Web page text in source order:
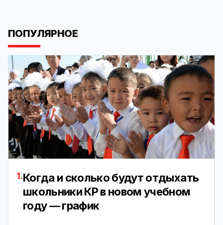
ПОПУЛЯРНОЕ
1.Когда и сколько будут отдыхать
школьники КР в новом учебном
году — график